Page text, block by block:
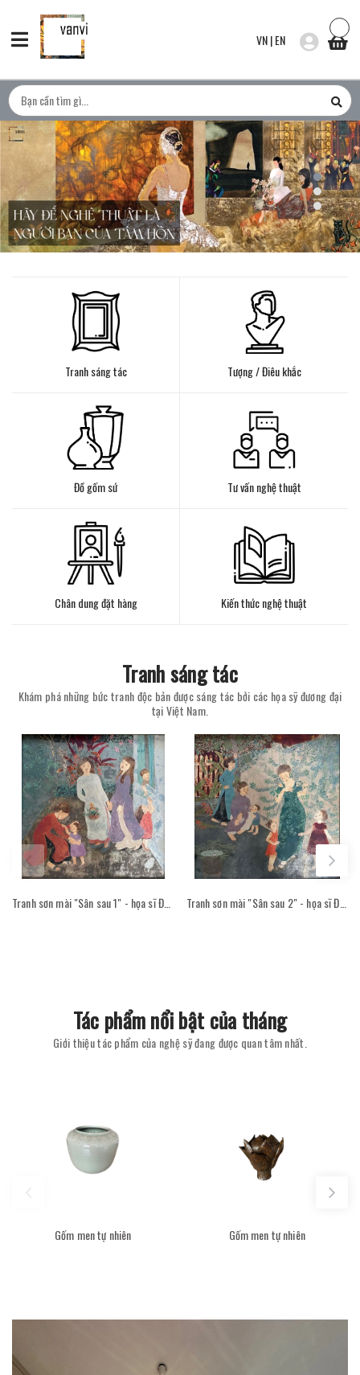
VN|EN
Tranh sáng tác Tượng / Điêu khắc
Đồ gốm sứ Tư vấn nghệ thuật
Chân dung đặt hàng Kiến thức nghệ thuật
Tranh sáng tác
Khám phá những bức tranh độc bản được sáng tác bởi các họa sỹ đương đại
tại Việt Nam.
Tác phẩm nổi bật của tháng
Giới thiệu tác phẩm của nghệ sỹ đang được quan tâm nhất.
Gốm men tự nhiên Gốm men tự nhiên